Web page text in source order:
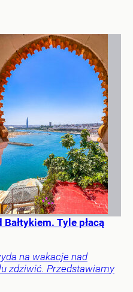
Tyle płacą
na wakacje nad
zdziwić. Przedstawiamy